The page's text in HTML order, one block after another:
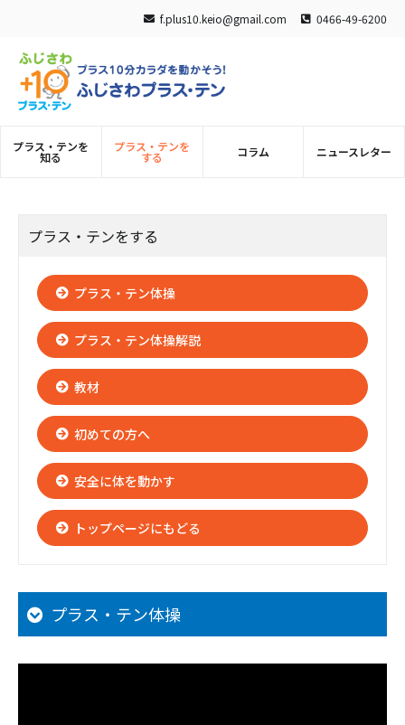
f.plus10.keio@gmail.com 0466-49-6200
プラス・テンを
知る
プラス・テンを
する コラム ニュースレター
プラス・テンをする
プラス・テン体操
プラス・テン体操解説
教材
初めての方へ
安全に体を動かす
トップページにもどる
プラス・テン体操